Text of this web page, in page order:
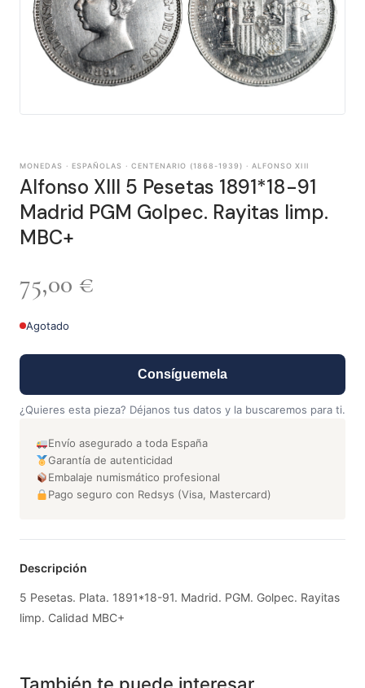
MONEDAS · ESPAÑOLAS · CENTENARIO (1868-1939) · ALFONSO XIII
Alfonso XIII 5 Pesetas 1891*18-91
Madrid PGM Golpec. Rayitas limp.
MBC+
75,00 €
Agotado
Consíguemela
¿Quieres esta pieza? Déjanos tus datos y la buscaremos para ti.
Envío asegurado a toda España
Garantía de autenticidad
Embalaje numismático profesional
Pago seguro con Redsys (Visa, Mastercard)
Descripción
5 Pesetas. Plata. 1891*18-91. Madrid. PGM. Golpec. Rayitas
limp. Calidad MBC+
También te puede interesar